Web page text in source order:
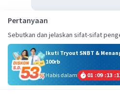
Pertanyaan
Sebutkan dan jelaskan sifat-sifat
Ikuti Tryout SNBT &
100rb
Habis dalam
01 :09 :13 :